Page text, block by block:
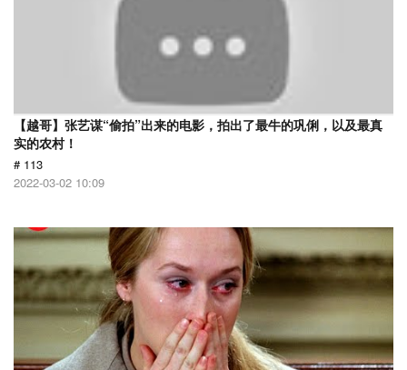
【越哥】张艺谋“偷拍”出来的电影，拍出了最牛的巩俐，以及最真
实的农村！
# 113
2022-03-02 10:09